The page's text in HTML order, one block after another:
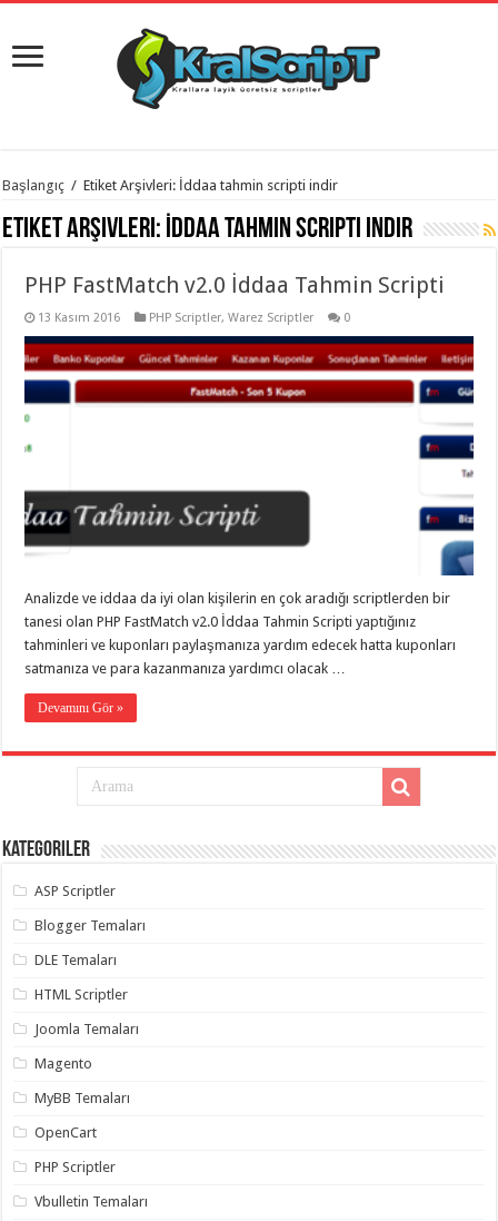
istanbul
evden
eve
organizasyon,
evden
taşımacılık,
evden
taşımacılık,
gaziantep
evden
taşımacılık,
gaziantep
evden
gaziantep
evden
taşımacılık,
gaziantep
taşımacılık,
evden
taşımacılık,
gaziantep
taşıma,
evden
taşımacılık,
gaziantep
organizasyon
gaziantep
organizasyon,
gaziantep
organizasyon
gaziantep
gaziantep
gaziantep
gaziantep
twitter
Başlangıç / Etiket Arşivleri: İddaa tahmin scripti indir
Etiket Arşivleri: İddaa tahmin scripti indir
PHP FastMatch v2.0 İddaa Tahmin Scripti
13 Kasım 2016 PHP Scriptler,Warez Scriptler 0
Analizde ve iddaa da iyi olan kişilerin en çok aradığı scriptlerden bir
tanesi olan PHP FastMatch v2.0 İddaa Tahmin Scripti yaptığınız
tahminleri ve kuponları paylaşmanıza yardım edecek hatta kuponları
satmanıza ve para kazanmanıza yardımcı olacak …
Devamını Gör »
Kategoriler
ASP Scriptler
Blogger Temaları
DLE Temaları
HTML Scriptler
Joomla Temaları
Magento
MyBB Temaları
OpenCart
PHP Scriptler
Vbulletin Temaları